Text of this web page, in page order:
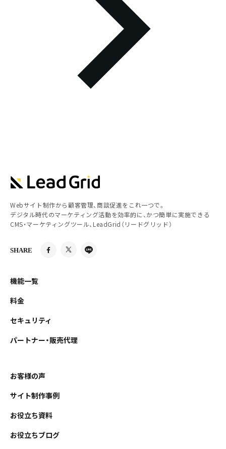
Webサイト制作から顧客管理、商談促進をこれ一つで。
デジタル時代のマーケティング活動を効率的に、かつ簡単に実施できる
CMS・マーケティングツール、LeadGrid（リードグリッド）
SHARE
機能一覧
料金
セキュリティ
パートナー・販売代理
お客様の声
サイト制作事例
お役立ち資料
お役立ちブログ